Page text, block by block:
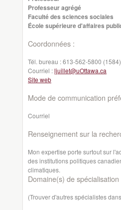
Professeur agrégé
Faculté des sciences sociales
École supérieure d'affaires
Coordonnées :
Tél. bureau :613-562-5800 (1584)
Courriel :ljuillet@uOttawa.ca
Site web
Mode de communication
Courriel
Renseignement sur la
Mon expertise porte surtout sur
des institutions politiques
climatiques.
Domaine(s) de spécialisation
(Trouver d'autres spécialistes